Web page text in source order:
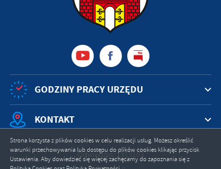
GODZINY PRACY URZĘDU
KONTAKT
Odwiedzin: 1313103
Strona korzysta z plików cookies w celu realizacji usług. Możesz określić
warunki przechowywania lub dostępu do plików cookies klikając przycisk
Ustawienia. Aby dowiedzieć się więcej zachęcamy do zapoznania się z